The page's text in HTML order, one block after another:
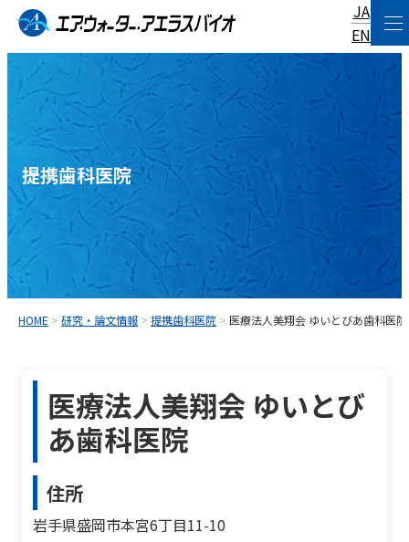
コ
ン
テ
ン
へ
ス
キ
ッ
プ
EN
JA
提携歯科医院
HOME >研究・論文情報 >提携歯科医院 >医療法人美翔会 ゆいとびあ歯科医院
医療法人美翔会 ゆいとび
あ歯科医院
住所
岩手県盛岡市本宮6丁目11-10